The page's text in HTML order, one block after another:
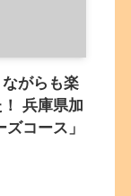
がらも楽
兵庫県加
コース」